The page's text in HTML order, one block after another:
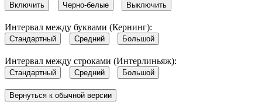
Включить Черно-белые Выключить
Интервал между буквами (Кернинг):
Стандартный Средний Большой
Интервал между строками (Интерлиньяж):
Стандартный Средний Большой
Вернуться к обычной версии